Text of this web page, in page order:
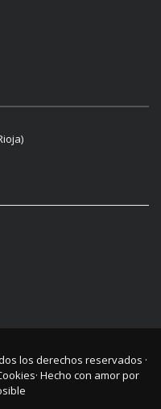
los derechos reservados ·
· Hecho con amor por